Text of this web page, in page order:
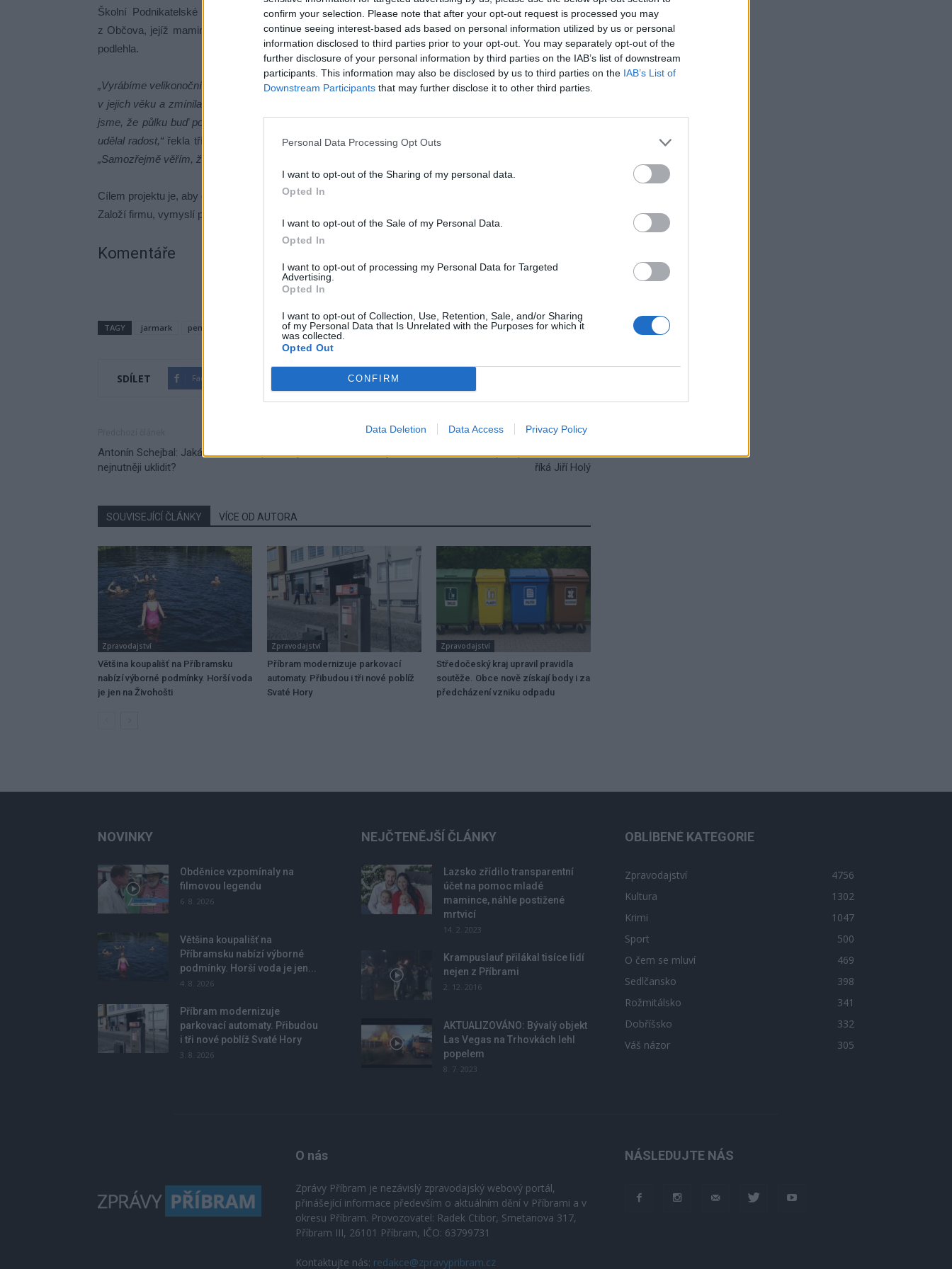
confirm your selection. Please note that after your opt-out request is processed you may
continue seeing interest-based ads based on personal information utilized by us or personal
information disclosed to third parties prior to your opt-out. You may separately opt-out of the
further disclosure of your personal information by third parties on the IAB’s list of downstream
participants. This information may also be disclosed by us to third parties on the IAB’s List of
Downstream Participants that may further disclose it to other third parties.
Personal Data Processing Opt Outs
I want to opt-out of the Sharing of my personal data.
Opted In
I want to opt-out of the Sale of my Personal Data.
Opted In
I want to opt-out of processing my Personal Data for Targeted
Advertising.
Opted In
I want to opt-out of Collection, Use, Retention, Sale, and/or Sharing
of my Personal Data that Is Unrelated with the Purposes for which it
was collected.
Opted Out
CONFIRM
Data Deletion Data Access Privacy Policy
Školní Podnikatelské Úspěchy Naší Třídy ze 4.B. Polovinu výtěžku z prodeje děti věnují Kristýnce
z Občova, jejíž maminku začátkem března zrazil za Příbramí bezohledný řidič a ona následkům nehody
podlehla.
„Vyrábíme velikonoční věci, které budou děti i samy prodávat. O Kristýnce jsem jim řekla já, je to holčička
v jejich věku a zmínila jsem se, jestli by nechtěly nějak pomoci. Někdo chtěl dát celý zisk, ale odhlasovali
jsme, že půlku buď pošleme na sbírku, nebo po dohodě koupíme třeba nějakého velkého plyšáka, aby jí
udělal radost,“ řekla třídní učitelka 4.A. Jana Jeníková. Podle ní je to nejlepší motivace přidat ruku k dílu.
„Samozřejmě věřím, že nás i rodiče hodně podpoří,“
Cílem projektu je, aby děti porozuměly světu financí. V jeho rámci si děti vyzkouší rozjet vlastní podnikání.
Založí firmu, vymyslí produkt a následně jej prodají na jarmarku.
Komentáře
TAGY jarmark peníze Příbram Velikonoce
SDÍLET Facebook
Antonín Schejbal: Jaká část města potřebuje
nejnutněji uklidit?
Následující článek
Chystáme obecnou koncepci sportu ve městě,
říká Jiří Holý
SOUVISEJÍCÍ ČLÁNKY VÍCE OD AUTORA
Zpravodajství
Většina koupališť na Příbramsku
nabízí výborné podmínky. Horší voda
je jen na Živohošti
Zpravodajství
Příbram modernizuje parkovací
automaty. Přibudou i tři nové poblíž
Svaté Hory
Zpravodajství
Středočeský kraj upravil pravidla
soutěže. Obce nově získají body i za
předcházení vzniku odpadu
NOVINKY
Obděnice vzpomínaly na
filmovou legendu
6. 8. 2026
Většina koupališť na
Příbramsku nabízí výborné
podmínky. Horší voda je jen...
4. 8. 2026
Příbram modernizuje
parkovací automaty. Přibudou
i tři nové poblíž Svaté Hory
3. 8. 2026
NEJČTENĚJŠÍ ČLÁNKY
Lazsko zřídilo transparentní
účet na pomoc mladé
mamince, náhle postižené
mrtvicí
14. 2. 2023
Krampuslauf přilákal tisíce lidí
nejen z Příbrami
2. 12. 2016
AKTUALIZOVÁNO: Bývalý objekt
Las Vegas na Trhovkách lehl
popelem
8. 7. 2023
OBLÍBENÉ KATEGORIE
Zpravodajství
4756
Kultura
1302
Krimi
1047
Sport
500
O čem se mluví
469
Sedlčansko
398
Rožmitálsko
341
Dobříšsko
332
Váš názor
305
O nás
Zprávy Příbram je nezávislý zpravodajský webový portál,
přinášející informace především o aktuálním dění v Příbrami a v
okresu Příbram. Provozovatel: Radek Ctibor, Smetanova 317,
Příbram III, 26101 Příbram, IČO: 63799731
Kontaktujte nás: redakce@zpravypribram.cz
NÁSLEDUJTE NÁS